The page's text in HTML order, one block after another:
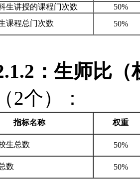
生讲授的课程门次数
50%
课程总门次数 50%
：生师比（
2个）：
指标名称 权重
生总数 50%
数 50%